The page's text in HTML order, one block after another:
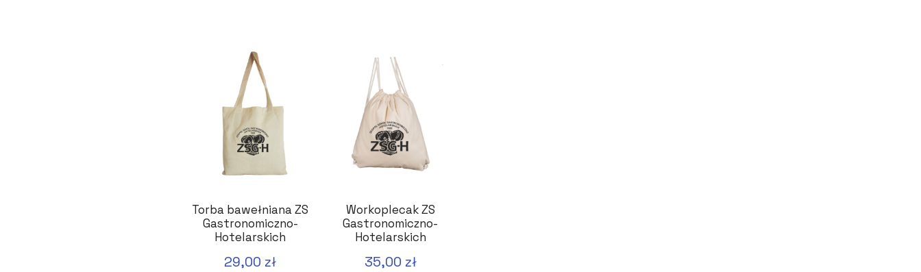
Torba bawełniana ZS
Gastronomiczno-
Hotelarskich
29,00 zł
Workoplecak ZS
Gastronomiczno-
Hotelarskich
35,00 zł